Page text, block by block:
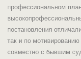
профессиональном
постановления
так и по
совместно с бывшим